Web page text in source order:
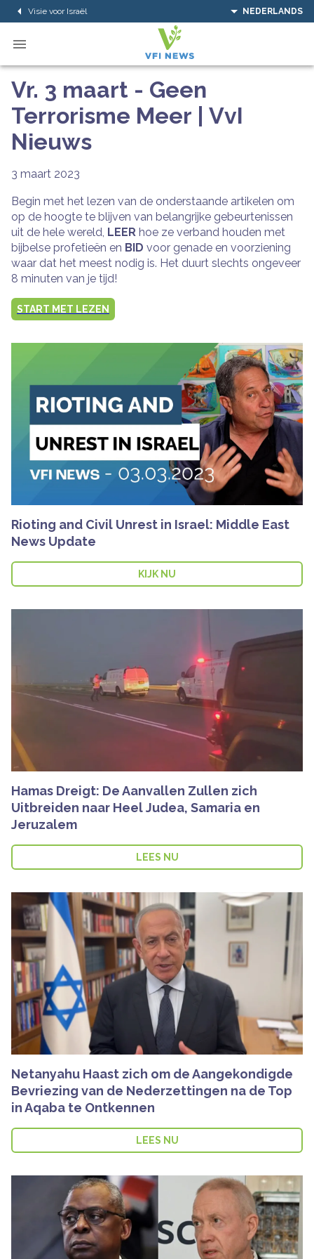
Visie voor Israël NEDERLANDS
Vr. 3 maart - Geen
Terrorisme Meer | VvI
Nieuws
3 maart 2023
Begin met het lezen van de onderstaande artikelen om
op de hoogte te blijven van belangrijke gebeurtenissen
uit de hele wereld, LEER hoe ze verband houden met
bijbelse profetieën en BID voor genade en voorziening
waar dat het meest nodig is. Het duurt slechts ongeveer
8 minuten van je tijd!
START MET LEZEN
Rioting and Civil Unrest in Israel: Middle East
News Update
KIJK NU
Hamas Dreigt: De Aanvallen Zullen zich
Uitbreiden naar Heel Judea, Samaria en
Jeruzalem
LEES NU
Netanyahu Haast zich om de Aangekondigde
Bevriezing van de Nederzettingen na de Top
in Aqaba te Ontkennen
LEES NU